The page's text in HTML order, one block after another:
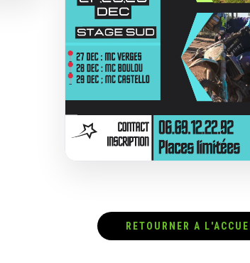
RETOURNER A